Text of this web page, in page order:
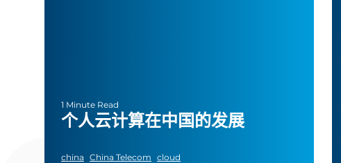
1 Minute Read
个人云计算在中国的发展
china China Telecom cloud